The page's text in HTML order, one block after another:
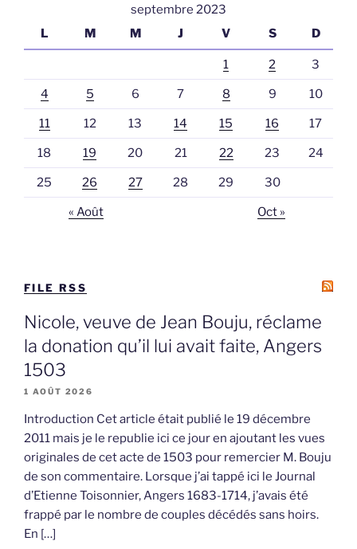
septembre 2023
L
M M J V S D
1 2 3
4 5 6 7 8 9 10
11 12 13 14 15 16 17
18 19 20 21 22 23 24
25 26 27 28 29 30
« Août Oct »
FILE RSS
Nicole, veuve de Jean Bouju, réclame
la donation qu’il lui avait faite, Angers
1503
1 AOÛT 2026
Introduction Cet article était publié le 19 décembre
2011 mais je le republie ici ce jour en ajoutant les vues
originales de cet acte de 1503 pour remercier M. Bouju
de son commentaire. Lorsque j’ai tappé ici le Journal
d’Etienne Toisonnier, Angers 1683-1714, j’avais été
frappé par le nombre de couples décédés sans hoirs.
En […]